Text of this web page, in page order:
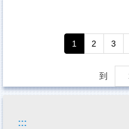
1 2 3
到
:::